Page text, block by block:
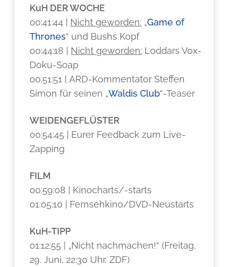
KuH DER WOCHE
00:41:44 | Nicht geworden: „Game of
Thrones“ und Bushs Kopf
00:44:18 | Nicht geworden: Loddars Vox-
Doku-Soap
00:51:51 | ARD-Kommentator Steffen
Simon für seinen „Waldis Club“-Teaser
WEIDENGEFLÜSTER
00:54:45 | Eurer Feedback zum Live-
Zapping
FILM
00:59:08 | Kinocharts/-starts
01:05:10 | Fernsehkino/DVD-Neustarts
KuH-TIPP
01:12:55 | „Nicht nachmachen!“ (Freitag,
29. Juni, 22:30 Uhr, ZDF)